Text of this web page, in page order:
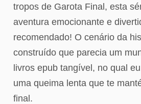
tropos de Garota Final, esta
aventura emocionante e
recomendado! O cenário da
construído que parecia um
livros epub tangível, no qual
uma queima lenta que te
final.